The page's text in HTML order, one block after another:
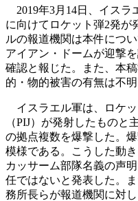
2019年3月14日、イスラ
に向けてロケット弾2発が
ルの報道機関は本件につ
アイアン・ドームが迎撃
確認と報じた。また、本
的・物的被害の有無は不明
イスラエル軍は、ロケ
（PIJ）が発射したものと
の拠点複数を爆撃した。
模様である。こうした動
カッサーム部隊名義の声
任ではないと発表した。
務所長らが報道機関に対